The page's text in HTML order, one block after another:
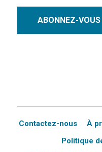
ABONNEZ-VOUS
Contactez-nous À
Politique